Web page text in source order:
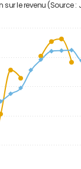
le revenu (Source :